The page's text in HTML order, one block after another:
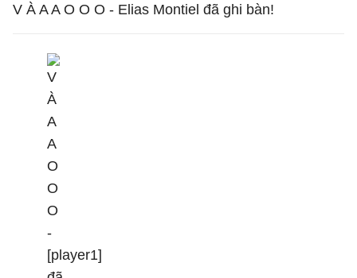
V À A A O O O - Elias Montiel đã ghi bàn!